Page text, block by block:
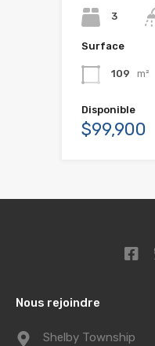
3
Surface
109 m²
Disponible
$99,900
Nous rejoindre
Shelby Township